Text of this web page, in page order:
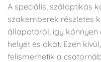
A speciális, száloptikás
szakemberek részletes
állapotáról, így
helyét és okát. Ezen
felismerhetik a